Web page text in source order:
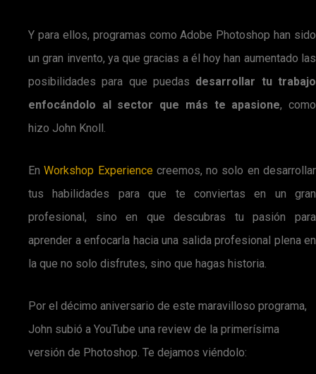
Y para ellos, programas como Adobe Photoshop han sido
un gran invento, ya que gracias a él hoy han aumentado las
posibilidades para que puedas desarrollar tu trabajo
enfocándolo al sector que más te apasione, como
hizo John Knoll.
EnWorkshop Experience creemos, no solo en desarrollar
tus habilidades para que te conviertas en un gran
profesional, sino en que descubras tu pasión para
aprender a enfocarla hacia una salida profesional plena en
la que no solo disfrutes, sino que hagas historia.
Por el décimo aniversario de este maravilloso programa,
John subió a YouTube una review de la primerísima
versión de Photoshop. Te dejamos viéndolo: